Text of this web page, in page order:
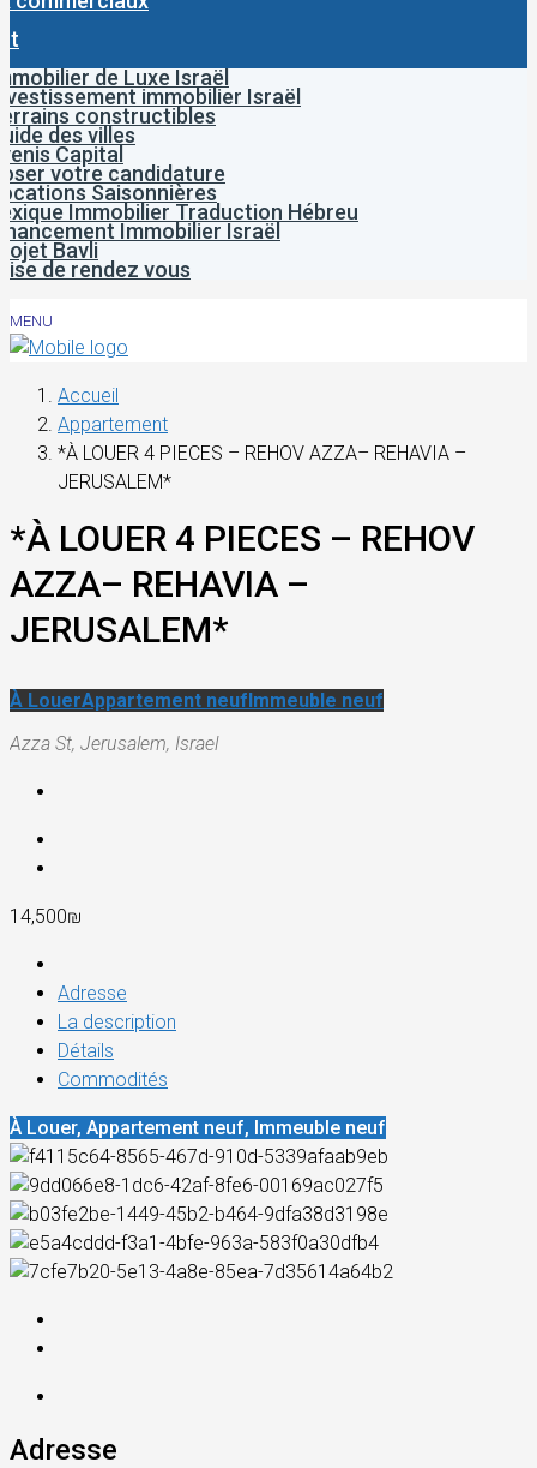
de Luxe Israël
immobilier Israël
constructibles
des villes
Capital
votre candidature
Saisonnières
Immobilier Traduction Hébreu
Immobilier Israël
Bavli
de rendez vous
MENU
Accueil
Appartement
*À LOUER 4 PIECES – REHOV AZZA– REHAVIA –
JERUSALEM*
*À LOUER 4 PIECES – REHOV
AZZA– REHAVIA –
JERUSALEM*
À LouerAppartement neufImmeuble neuf
Azza St, Jerusalem, Israel
14,500₪
Adresse
La description
Détails
Commodités
À Louer, Appartement neuf, Immeuble neuf
Adresse